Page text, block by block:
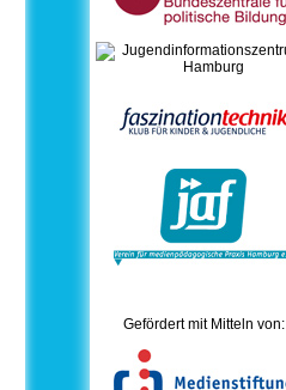
Gefördert mit Mitteln von: